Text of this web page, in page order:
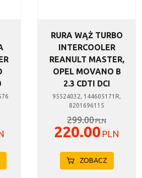
RURA WĄŻ TURBO
INTERCOOLER
REANULT MASTER,
OPEL MOVANO B
2.3 CDTI DCI
95524032, 144605171R,
8201696115
299.00PLN
220.00 PLN
ZOBACZ